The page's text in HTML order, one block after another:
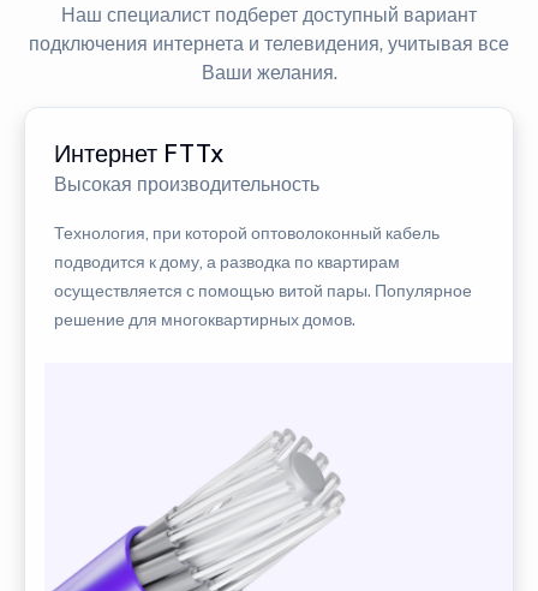
Наш специалист подберет доступный вариант
подключения интернета и телевидения, учитывая все
Ваши желания.
Интернет FTTx
Высокая производительность
Технология, при которой оптоволоконный кабель
подводится к дому, а разводка по квартирам
осуществляется с помощью витой пары. Популярное
решение для многоквартирных домов.